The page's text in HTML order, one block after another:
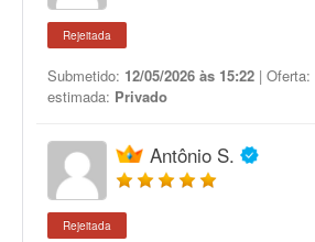
Rejeitada
Submetido: 12/05/2026 às 15:22 | Oferta:
estimada: Privado
Antônio S.
Rejeitada